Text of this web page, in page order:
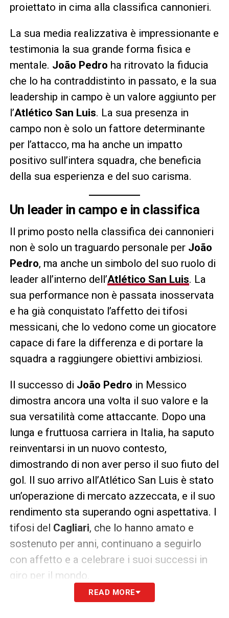
proiettato in cima alla classifica cannonieri.
La sua media realizzativa è impressionante e
testimonia la sua grande forma fisica e
mentale. João Pedro ha ritrovato la fiducia
che lo ha contraddistinto in passato, e la sua
leadership in campo è un valore aggiunto per
l’Atlético San Luis. La sua presenza in
campo non è solo un fattore determinante
per l’attacco, ma ha anche un impatto
positivo sull’intera squadra, che beneficia
della sua esperienza e del suo carisma.
Un leader in campo e in classifica
Il primo posto nella classifica dei cannonieri
non è solo un traguardo personale per João
Pedro, ma anche un simbolo del suo ruolo di
leader all’interno dell’Atlético San Luis. La
sua performance non è passata inosservata
e ha già conquistato l’affetto dei tifosi
messicani, che lo vedono come un giocatore
capace di fare la differenza e di portare la
squadra a raggiungere obiettivi ambiziosi.
Il successo di João Pedro in Messico
dimostra ancora una volta il suo valore e la
sua versatilità come attaccante. Dopo una
lunga e fruttuosa carriera in Italia, ha saputo
reinventarsi in un nuovo contesto,
dimostrando di non aver perso il suo fiuto del
gol. Il suo arrivo all’Atlético San Luis è stato
un’operazione di mercato azzeccata, e il suo
rendimento sta superando ogni aspettativa. I
tifosi del Cagliari, che lo hanno amato e
sostenuto per anni, continuano a seguirlo
con affetto e a celebrare i suoi successi in
giro per il mondo.
LE ULTIME NOTIZIE SUL CAGLIARI
READ MORE